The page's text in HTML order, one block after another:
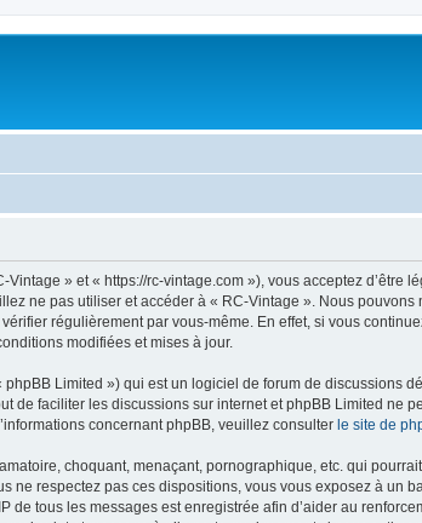
» et « https://rc-vintage.com »), vous acceptez d’être
ne pas utiliser et accéder à « RC-Vintage ». Nous
régulièrement par vous-même. En effet, si vous
modifiées et mises à jour.
Limited ») qui est un logiciel de forum de discussions
de faciliter les discussions sur internet et phpBB Limited ne
concernant phpBB, veuillez consulter le site de
choquant, menaçant, pornographique, etc. qui
respectez pas ces dispositions, vous vous exposez à un
de tous les messages est enregistrée afin d’aider au